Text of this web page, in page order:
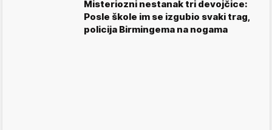
Misteriozni nestanak tri devojčice:
Posle škole im se izgubio svaki trag,
policija Birmingema na nogama